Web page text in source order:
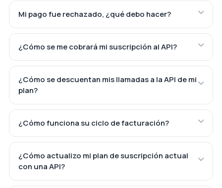
Mi pago fue rechazado, ¿qué debo hacer?
¿Cómo se me cobrará mi suscripción al API?
¿Cómo se descuentan mis llamadas a la API de mi
plan?
¿Cómo funciona su ciclo de facturación?
¿Cómo actualizo mi plan de suscripción actual
con una API?